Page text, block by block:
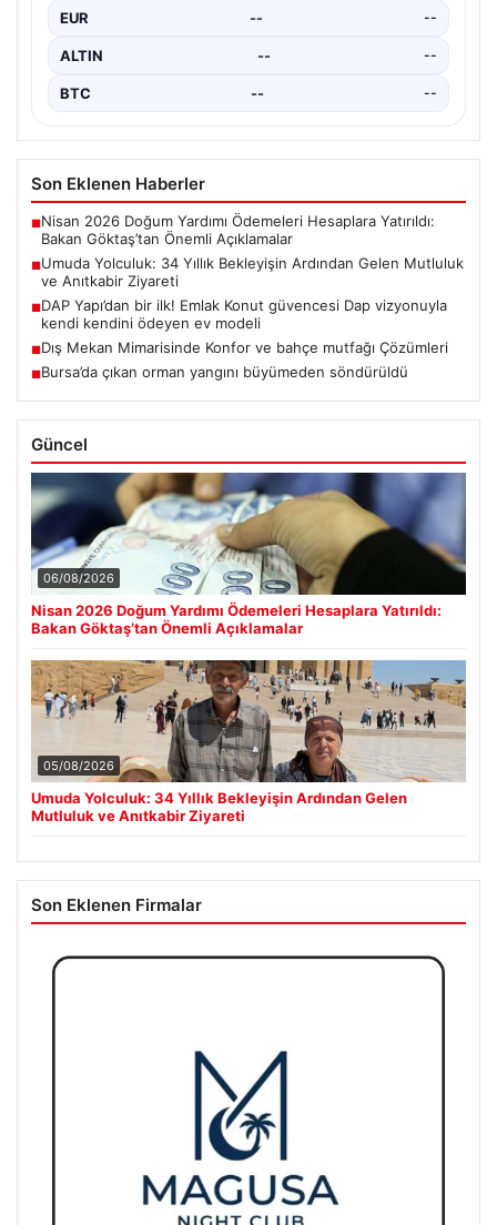
EUR -- --
ALTIN -- --
BTC -- --
Son Eklenen Haberler
■Nisan 2026 Doğum Yardımı Ödemeleri Hesaplara Yatırıldı:
Bakan Göktaş’tan Önemli Açıklamalar
■Umuda Yolculuk: 34 Yıllık Bekleyişin Ardından Gelen Mutluluk
ve Anıtkabir Ziyareti
■DAP Yapı’dan bir ilk! Emlak Konut güvencesi Dap vizyonuyla
kendi kendini ödeyen ev modeli
■Dış Mekan Mimarisinde Konfor ve bahçe mutfağı Çözümleri
■Bursa’da çıkan orman yangını büyümeden söndürüldü
Güncel
06/08/2026
Nisan 2026 Doğum Yardımı Ödemeleri Hesaplara Yatırıldı:
Bakan Göktaş’tan Önemli Açıklamalar
05/08/2026
Umuda Yolculuk: 34 Yıllık Bekleyişin Ardından Gelen
Mutluluk ve Anıtkabir Ziyareti
Son Eklenen Firmalar